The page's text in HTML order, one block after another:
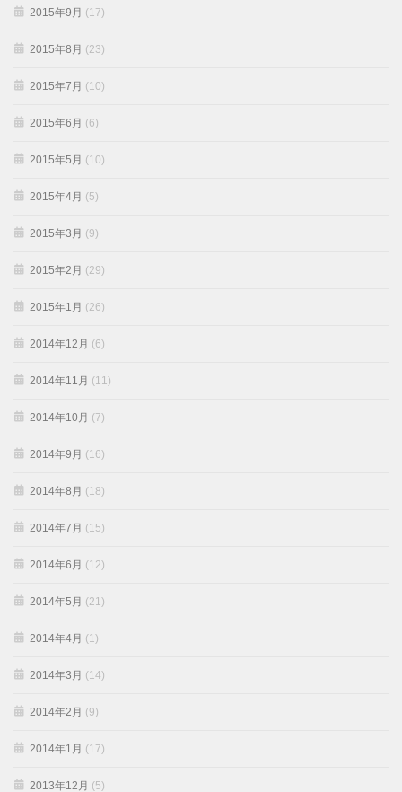
2015年9月 (17)
2015年8月 (23)
2015年7月 (10)
2015年6月 (6)
2015年5月 (10)
2015年4月 (5)
2015年3月 (9)
2015年2月 (29)
2015年1月 (26)
2014年12月 (6)
2014年11月 (11)
2014年10月 (7)
2014年9月 (16)
2014年8月 (18)
2014年7月 (15)
2014年6月 (12)
2014年5月 (21)
2014年4月 (1)
2014年3月 (14)
2014年2月 (9)
2014年1月 (17)
2013年12月 (5)